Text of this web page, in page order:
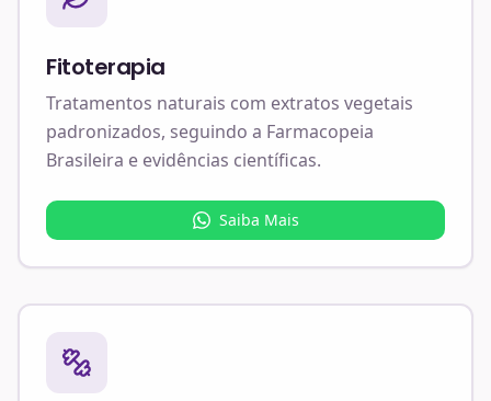
Fitoterapia
Tratamentos naturais com extratos vegetais
padronizados, seguindo a Farmacopeia
Brasileira e evidências científicas.
Saiba Mais